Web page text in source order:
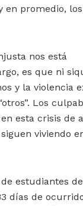
en promedio,
nos está
es que ni
y la violencia
Los
esta crisis de
viviendo
estudiantes
días de